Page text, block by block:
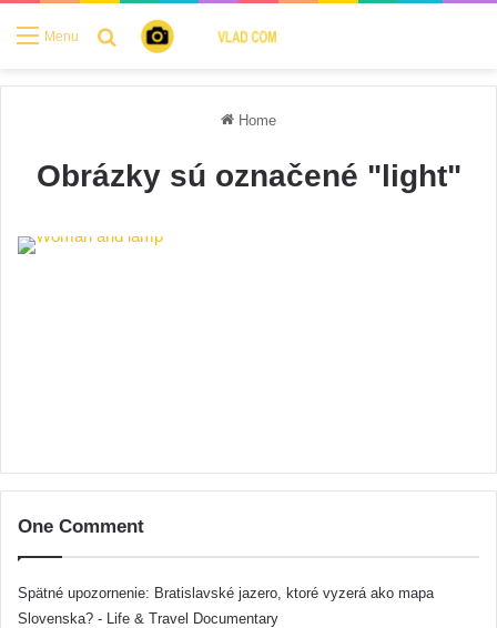
Menu Search for
Home
Obrázky sú označené "light"
One Comment
Spätné upozornenie: Bratislavské jazero, ktoré vyzerá ako mapa
Slovenska? - Life & Travel Documentary